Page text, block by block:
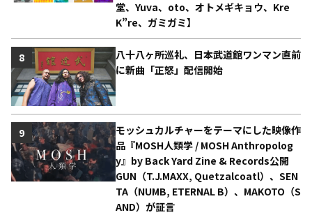
堂、Yuva、oto、オトメギキョウ、Kre
K”re、ガミガミ】
八十八ヶ所巡礼、日本武道館ワンマン直前
に新曲「正怒」配信開始
8
モッシュカルチャーをテーマにした映像作
品『MOSH人類学 / MOSH Anthropolog
y』by Back Yard Zine & Records公開
GUN（T.J.MAXX, Quetzalcoatl）、SEN
TA（NUMB, ETERNAL B）、MAKOTO（S
AND）が証言
9